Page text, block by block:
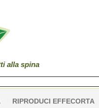
alla spina
RIPRODUCI EFFECORTA